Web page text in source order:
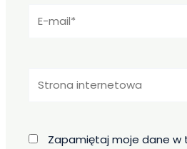
mail*
internetowa
Zapamiętaj moje dane w